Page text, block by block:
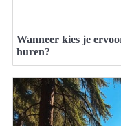
Wanneer kies je
huren?